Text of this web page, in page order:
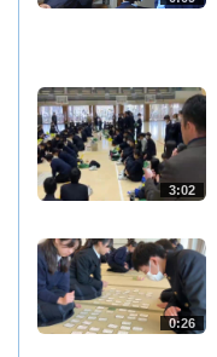
3:02
0:26